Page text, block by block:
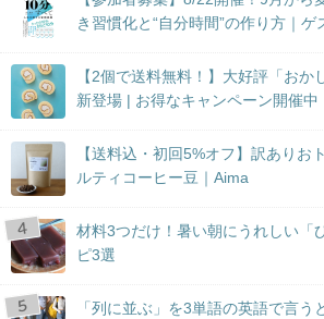
き習慣化と“自分時間”の作り方｜
【2個で送料無料！】大好評「おか
新登場 | お得なキャンペーン開催中
【送料込・初回5%オフ】訳ありお
ルティコーヒー豆｜Aima
材料3つだけ！暑い朝にうれしい「
ピ3選
「列に並ぶ」を3単語の英語で言う